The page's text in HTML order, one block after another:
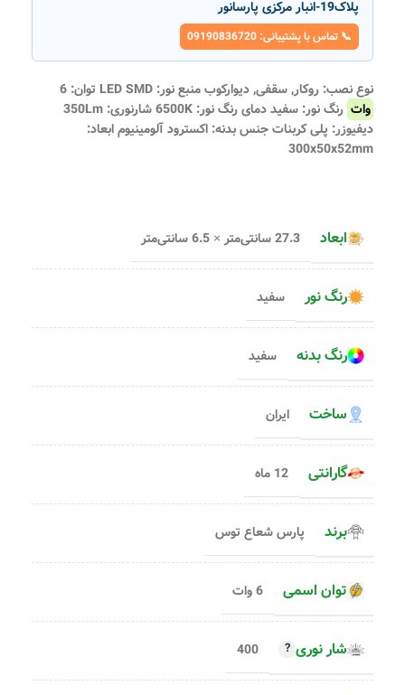
پلاک19-انبار مرکزی پارسانور
📞 تماس با پشتیبانی: 09190836720
نوع نصب: روکار, سقفی, دیوارکوب منبع نور: LED SMD توان: 6
وات
رنگ نور: سفید دمای رنگ نور: 6500K شارنوری: 350Lm
دیفیوزر: پلی کربنات جنس بدنه: اکسترود آلومینیوم ابعاد:
300x50x52mm
ابعاد 27.3 سانتی‌متر × 6.5 سانتی‌متر
رنگ نور سفید
رنگ بدنه سفید
ساخت ایران
گارانتی 12 ماه
برند پارس شعاع توس
توان اسمی 6 وات
شار نوری 400